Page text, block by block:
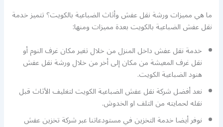
ما هي مميزات ورشة نقل عفش وأثاث الضباعية بالكويت؟ تتميز خدمة
نقل عفش الضباعية بالكويت بعدة مميزات ومنها:
خدمة نقل عفش داخل المنزل من خلال تغير مكان غرف النوم أو
نقل غرف المعيشة من مكان إلى أخر من خلال ورشة نقل عفش
هنود الضباعية الكويت.
نعد أفضل شركة نقل عفش الضباعية الكويت لتغليف الأثاث قبل
نقله لحمايته من التلف او الخدوش.
نوفر أيضا خدمة التخزين في مستودعاتنا عبر شركة تخزين عفش